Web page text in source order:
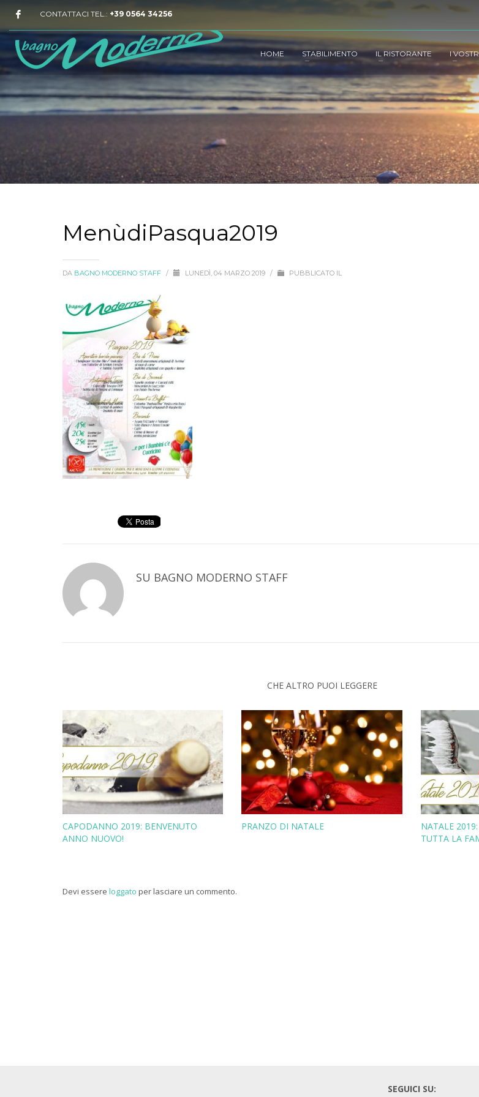
CONTATTACI TEL.: +39 0564 34256
HOME STABILIMENTO IL RISTORANTE I
MenùdiPasqua2019
DA BAGNO MODERNO STAFF / LUNEDÌ, 04 MARZO 2019 / PUBBLICATO IL
SU BAGNO MODERNO STAFF
CHE ALTRO PUOI LEGGERE
CAPODANNO 2019: BENVENUTO
ANNO NUOVO!
PRANZO DI NATALE
NATALE
TUTTA LA
Devi essere loggato per lasciare un commento.
SEGUICI SU: